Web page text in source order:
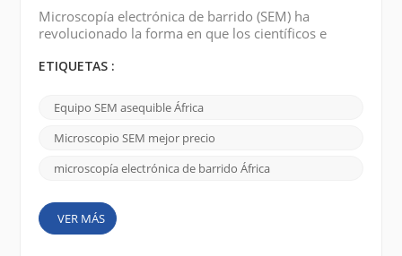
Microscopía electrónica de barrido (SEM) ha
revolucionado la forma en que los científicos e
nanoescala En los paisajes académicos y de
entre los estudios teóricos y las aplicaciones del
mundo real, desde la ciencia y la biología de los
materiales hasta la nanotecnología y la investigación
ETIQUETAS :
Equipo SEM asequible África
Microscopio SEM mejor precio
microscopía electrónica de barrido África
VER MÁS